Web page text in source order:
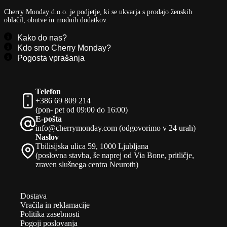
Cherry Monday d.o.o. je podjetje, ki se ukvarja s prodajo ženskih
oblačil, obutve in modnih dodatkov.
Kako do nas?
Kdo smo Cherry Monday?
Pogosta vprašanja
Telefon
+386 69 809 214
(pon- pet od 09:00 do 16:00)
E-pošta
info@cherrymonday.com (odgovorimo v 24 urah)
Naslov
Tbilisijska ulica 59, 1000 Ljubljana
(poslovna stavba, še naprej od Via Bone, pritličje,
zraven slušnega centra Neuroth)
Dostava
Vračila in reklamacije
Politika zasebnosti
Pogoji poslovanja